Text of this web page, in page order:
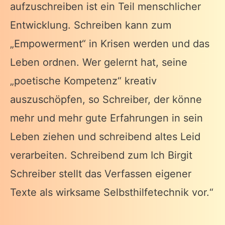
aufzuschreiben ist ein Teil menschlicher
Entwicklung. Schreiben kann zum
„Empowerment“ in Krisen werden und das
Leben ordnen. Wer gelernt hat, seine
„poetische Kompetenz“ kreativ
auszuschöpfen, so Schreiber, der könne
mehr und mehr gute Erfahrungen in sein
Leben ziehen und schreibend altes Leid
verarbeiten. Schreibend zum Ich Birgit
Schreiber stellt das Verfassen eigener
Texte als wirksame Selbsthilfetechnik vor.“